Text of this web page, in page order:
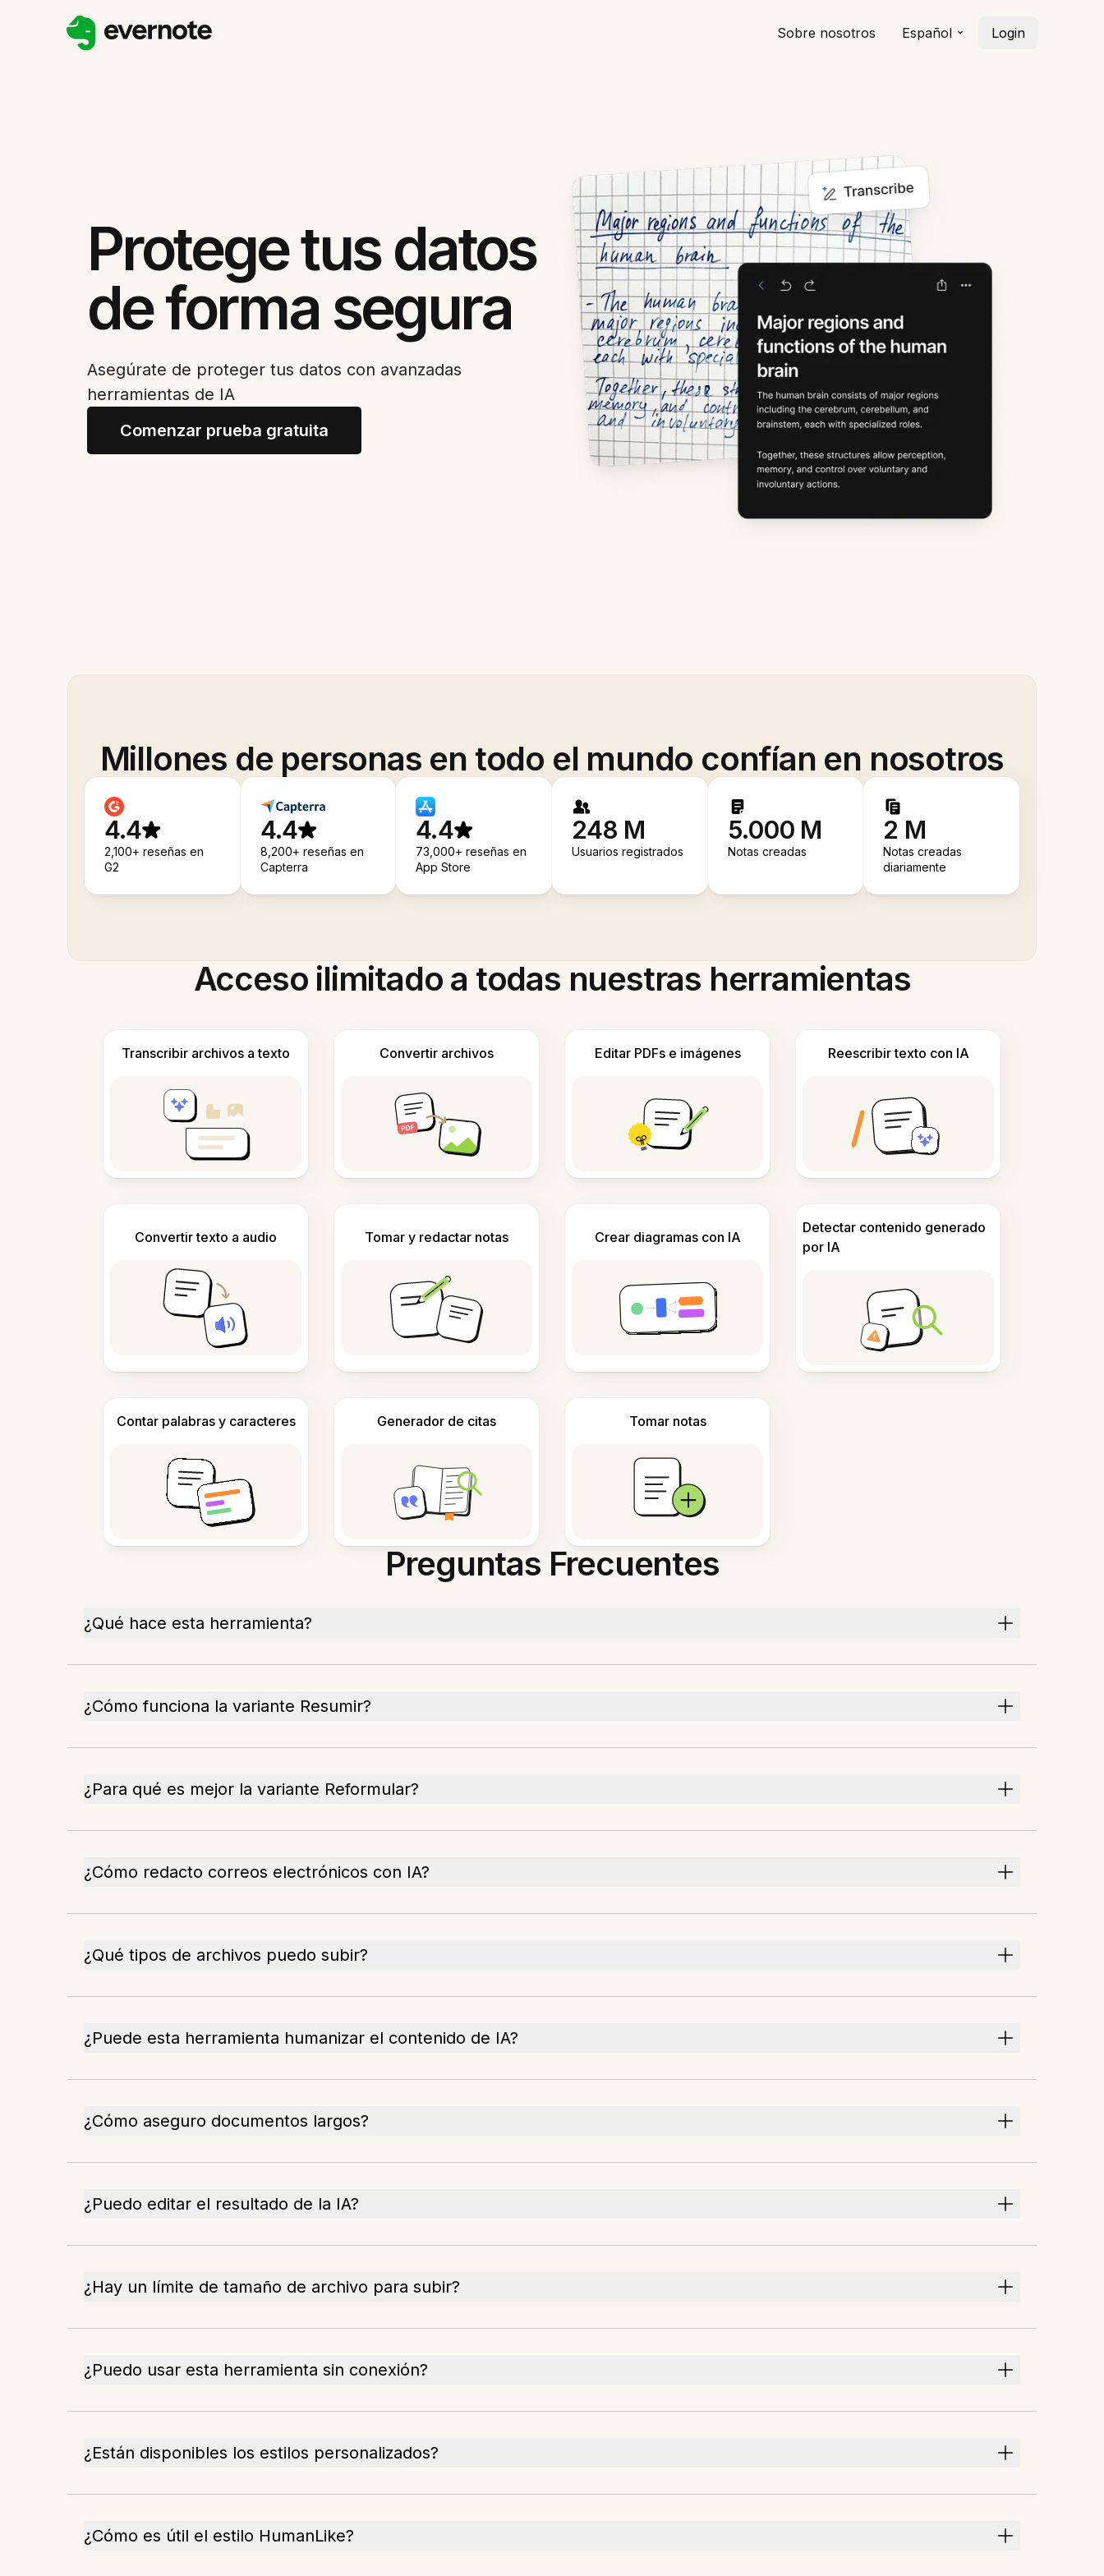
Sobre nosotros Español Login
Protege tus datos
de forma segura
Asegúrate de proteger tus datos con avanzadas
herramientas de IA
Comenzar prueba gratuita
Millones de personas en todo el mundo confían en nosotros
4.4
2,100+ reseñas en
G2
4.4
8,200+ reseñas en
Capterra
4.4
73,000+ reseñas en
App Store
248 M
Usuarios registrados
5.000 M
Notas creadas
2 M
Notas creadas
diariamente
Acceso ilimitado a todas nuestras herramientas
Transcribir archivos a texto Convertir archivos Editar PDFs e imágenes Reescribir texto con IA
Convertir texto a audio Tomar y redactar notas Crear diagramas con IA
Detectar contenido generado
por IA
Contar palabras y caracteres Generador de citas Tomar notas
Preguntas Frecuentes
¿Qué hace esta herramienta?
¿Cómo funciona la variante Resumir?
¿Para qué es mejor la variante Reformular?
¿Cómo redacto correos electrónicos con IA?
¿Qué tipos de archivos puedo subir?
¿Puede esta herramienta humanizar el contenido de IA?
¿Cómo aseguro documentos largos?
¿Puedo editar el resultado de la IA?
¿Hay un límite de tamaño de archivo para subir?
¿Puedo usar esta herramienta sin conexión?
¿Están disponibles los estilos personalizados?
¿Cómo es útil el estilo HumanLike?